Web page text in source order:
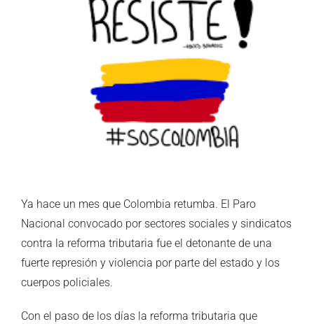
Ya hace un mes que Colombia retumba. El Paro
Nacional convocado por sectores sociales y sindicatos
contra la reforma tributaria fue el detonante de una
fuerte represión y violencia por parte del estado y los
cuerpos policiales.
Con el paso de los días la reforma tributaria que